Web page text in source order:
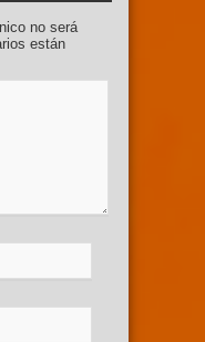
no será
están